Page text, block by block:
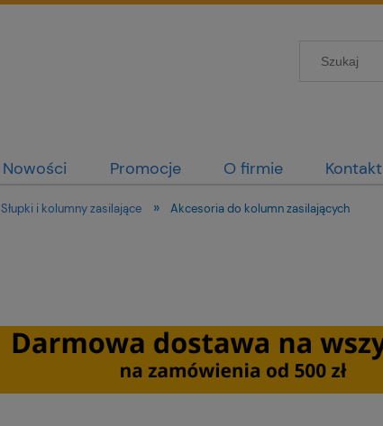
Nowości Promocje O firmie Kontakt
Słupki i kolumny zasilające » Akcesoria do kolumn zasilających